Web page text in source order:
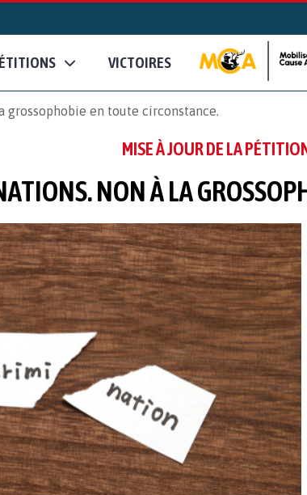
VICTOIRES
grossophobie en toute circonstance.
MISE À JOUR DE LA
NON À LA